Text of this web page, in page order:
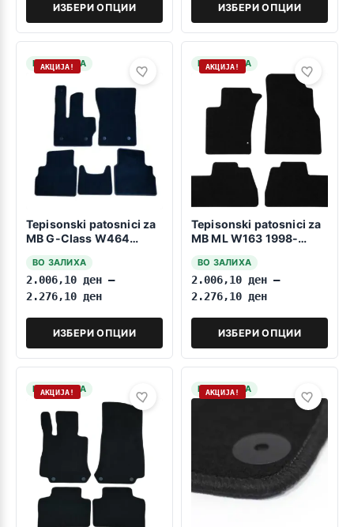
ИЗБЕРИ ОПЦИИ ИЗБЕРИ ОПЦИИ
НА ЗАЛИХА
АКЦИЈА!
Tepisonski patosnici za
MB G-Class W464
ВО ЗАЛИХА
2.006,10 ден –
2.276,10 ден
ИЗБЕРИ ОПЦИИ
НА ЗАЛИХА
АКЦИЈА!
Tepisonski patosnici za
MB ML W163 1998-
ВО ЗАЛИХА
2.006,10 ден –
2.276,10 ден
ИЗБЕРИ ОПЦИИ
НА ЗАЛИХА
АКЦИЈА! НА ЗАЛИХА
АКЦИЈА!